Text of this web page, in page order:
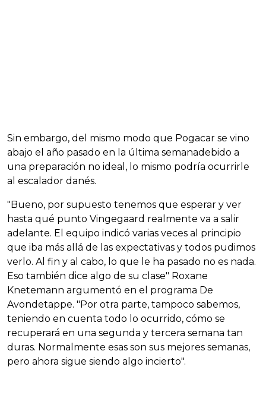
Sin embargo, del mismo modo que Pogacar se vino
abajo el año pasado en la última semanadebido a
una preparación no ideal, lo mismo podría ocurrirle
al escalador danés.
"Bueno, por supuesto tenemos que esperar y ver
hasta qué punto Vingegaard realmente va a salir
adelante. El equipo indicó varias veces al principio
que iba más allá de las expectativas y todos pudimos
verlo. Al fin y al cabo, lo que le ha pasado no es nada.
Eso también dice algo de su clase" Roxane
Knetemann argumentó en el programa De
Avondetappe. "Por otra parte, tampoco sabemos,
teniendo en cuenta todo lo ocurrido, cómo se
recuperará en una segunda y tercera semana tan
duras. Normalmente esas son sus mejores semanas,
pero ahora sigue siendo algo incierto".